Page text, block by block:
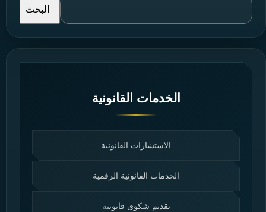
البحث
الخدمات القانونية
الاستشارات القانونية
الخدمات القانونية الرقمية
تقديم شكوى قانونية